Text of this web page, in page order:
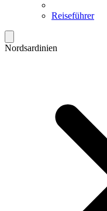
Reiseführer
Nordsardinien